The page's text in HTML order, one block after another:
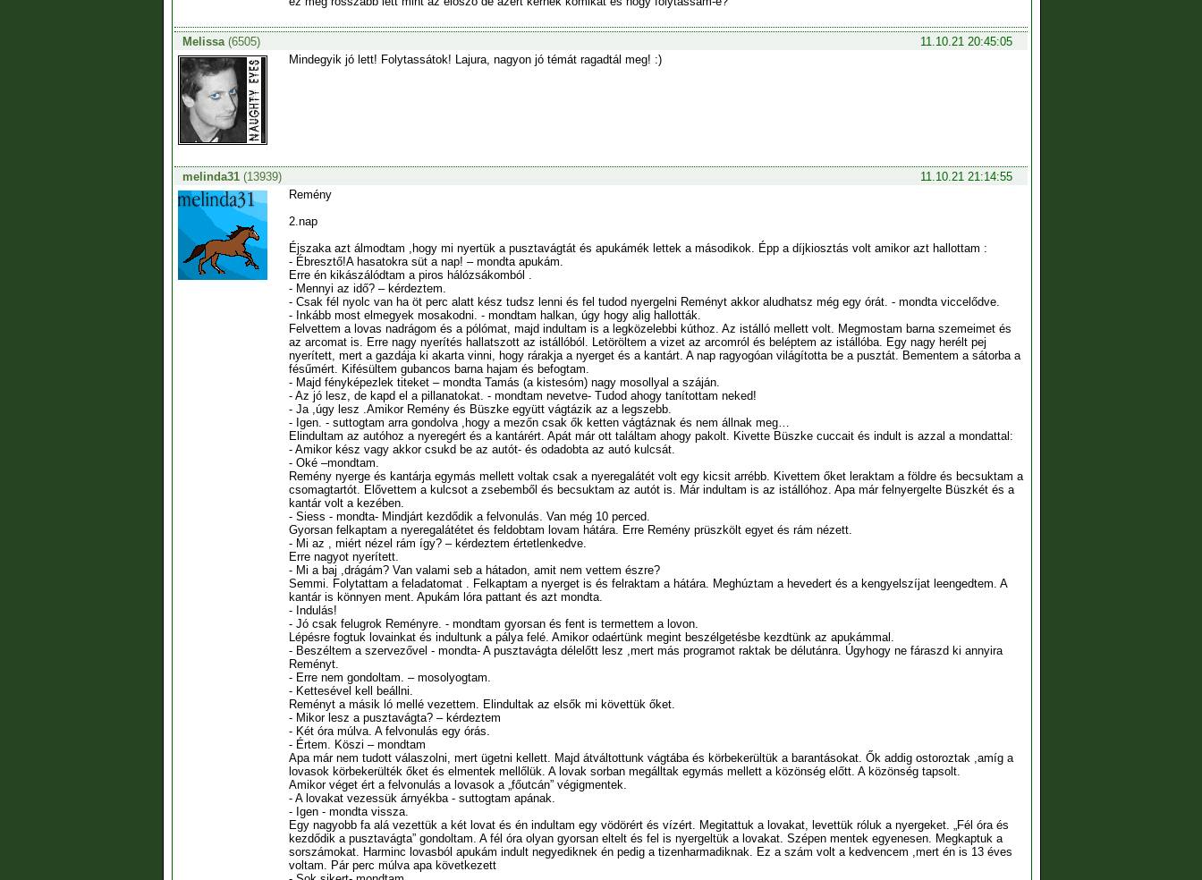
Melissa(6505)
11.10.21 20:45:05
Mindegyik jó lett! Folytassátok! Lajura, nagyon jó témát ragadtál meg! :)
melinda31(13939)
11.10.21 21:14:55
Remény
2.nap
Éjszaka azt álmodtam ,hogy mi nyertük a pusztavágtát és apukámék lettek a másodikok. Épp a díjkiosztás volt amikor azt hallottam :
- Ébresztő!A hasatokra süt a nap! – mondta apukám.
Erre én kikászálódtam a piros hálózsákomból .
- Mennyi az idő? – kérdeztem.
- Csak fél nyolc van ha öt perc alatt kész tudsz lenni és fel tudod nyergelni Reményt akkor aludhatsz még egy órát. - mondta viccelődve.
- Inkább most elmegyek mosakodni. - mondtam halkan, úgy hogy alig hallották.
Felvettem a lovas nadrágom és a pólómat, majd indultam is a legközelebbi kúthoz. Az istálló mellett volt. Megmostam barna szemeimet és
az arcomat is. Erre nagy nyerítés hallatszott az istállóból. Letöröltem a vizet az arcomról és beléptem az istállóba. Egy nagy herélt pej
nyerített, mert a gazdája ki akarta vinni, hogy rárakja a nyerget és a kantárt. A nap ragyogóan világította be a pusztát. Bementem a sátorba a
fésűmért. Kifésültem gubancos barna hajam és befogtam.
- Majd fényképezlek titeket – mondta Tamás (a kistesóm) nagy mosollyal a száján.
- Az jó lesz, de kapd el a pillanatokat. - mondtam nevetve- Tudod ahogy tanítottam neked!
- Ja ,úgy lesz .Amikor Remény és Büszke együtt vágtázik az a legszebb.
- Igen. - suttogtam arra gondolva ,hogy a mezőn csak ők ketten vágtáznak és nem állnak meg…
Elindultam az autóhoz a nyeregért és a kantárért. Apát már ott találtam ahogy pakolt. Kivette Büszke cuccait és indult is azzal a mondattal:
- Amikor kész vagy akkor csukd be az autót- és odadobta az autó kulcsát.
- Oké –mondtam.
Remény nyerge és kantárja egymás mellett voltak csak a nyeregalátét volt egy kicsit arrébb. Kivettem őket leraktam a földre és becsuktam a
csomagtartót. Elővettem a kulcsot a zsebemből és becsuktam az autót is. Már indultam is az istállóhoz. Apa már felnyergelte Büszkét és a
kantár volt a kezében.
- Siess - mondta- Mindjárt kezdődik a felvonulás. Van még 10 perced.
Gyorsan felkaptam a nyeregalátétet és feldobtam lovam hátára. Erre Remény prüszkölt egyet és rám nézett.
- Mi az , miért nézel rám így? – kérdeztem értetlenkedve.
Erre nagyot nyerített.
- Mi a baj ,drágám? Van valami seb a hátadon, amit nem vettem észre?
Semmi. Folytattam a feladatomat . Felkaptam a nyerget is és felraktam a hátára. Meghúztam a hevedert és a kengyelszíjat leengedtem. A
kantár is könnyen ment. Apukám lóra pattant és azt mondta.
- Indulás!
- Jó csak felugrok Reményre. - mondtam gyorsan és fent is termettem a lovon.
Lépésre fogtuk lovainkat és indultunk a pálya felé. Amikor odaértünk megint beszélgetésbe kezdtünk az apukámmal.
- Beszéltem a szervezővel - mondta- A pusztavágta délelőtt lesz ,mert más programot raktak be délutánra. Úgyhogy ne fáraszd ki annyira
Reményt.
- Erre nem gondoltam. – mosolyogtam.
- Kettesével kell beállni.
Reményt a másik ló mellé vezettem. Elindultak az elsők mi követtük őket.
- Mikor lesz a pusztavágta? – kérdeztem
- Két óra múlva. A felvonulás egy órás.
- Értem. Köszi – mondtam
Apa már nem tudott válaszolni, mert ügetni kellett. Majd átváltottunk vágtába és körbekerültük a barantásokat. Ők addig ostoroztak ,amíg a
lovasok körbekerülték őket és elmentek mellőlük. A lovak sorban megálltak egymás mellett a közönség előtt. A közönség tapsolt.
Amikor véget ért a felvonulás a lovasok a „főutcán” végigmentek.
- A lovakat vezessük árnyékba - suttogtam apának.
- Igen - mondta vissza.
Egy nagyobb fa alá vezettük a két lovat és én indultam egy vödörért és vízért. Megitattuk a lovakat, levettük róluk a nyergeket. „Fél óra és
kezdődik a pusztavágta” gondoltam. A fél óra olyan gyorsan eltelt és fel is nyergeltük a lovakat. Szépen mentek egyenesen. Megkaptuk a
sorszámokat. Harminc lovasból apukám indult negyediknek én pedig a tizenharmadiknak. Ez a szám volt a kedvencem ,mert én is 13 éves
voltam. Pár perc múlva apa következett